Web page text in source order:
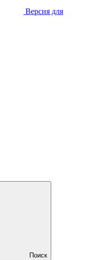
Версия для
Поиск